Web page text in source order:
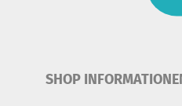
SHOP